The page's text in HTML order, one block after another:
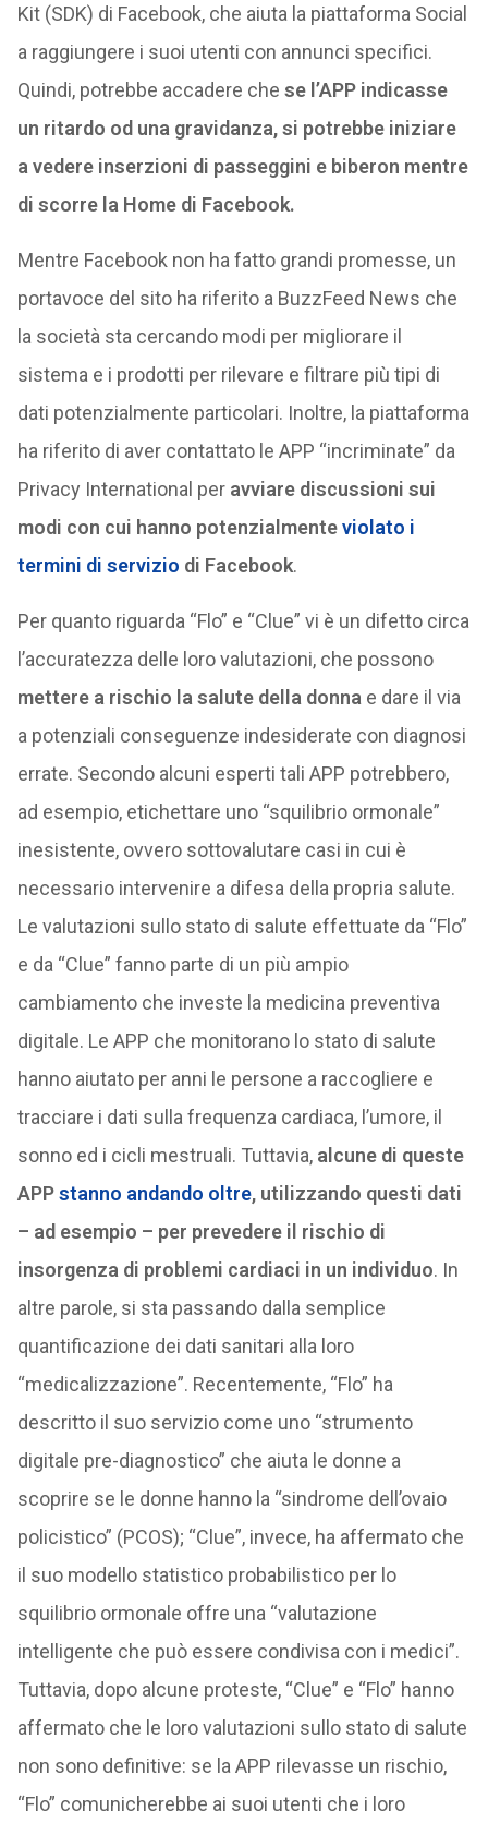
Kit (SDK) di Facebook, che aiuta la piattaforma Social
a raggiungere i suoi utenti con annunci specifici.
Quindi, potrebbe accadere che se l’APP indicasse
un ritardo od una gravidanza, si potrebbe iniziare
a vedere inserzioni di passeggini e biberon mentre
di scorre la Home di Facebook.
Mentre Facebook non ha fatto grandi promesse, un
portavoce del sito ha riferito a BuzzFeed News che
la società sta cercando modi per migliorare il
sistema e i prodotti per rilevare e filtrare più tipi di
dati potenzialmente particolari. Inoltre, la piattaforma
ha riferito di aver contattato le APP “incriminate” da
Privacy International per avviare discussioni sui
modi con cui hanno potenzialmenteviolato i
termini di servizio di Facebook.
Per quanto riguarda “Flo” e “Clue” vi è un difetto circa
l’accuratezza delle loro valutazioni, che possono
mettere a rischio la salute della donna e dare il via
a potenziali conseguenze indesiderate con diagnosi
errate. Secondo alcuni esperti tali APP potrebbero,
ad esempio, etichettare uno “squilibrio ormonale”
inesistente, ovvero sottovalutare casi in cui è
necessario intervenire a difesa della propria salute.
Le valutazioni sullo stato di salute effettuate da “Flo”
e da “Clue” fanno parte di un più ampio
cambiamento che investe la medicina preventiva
digitale. Le APP che monitorano lo stato di salute
hanno aiutato per anni le persone a raccogliere e
tracciare i dati sulla frequenza cardiaca, l’umore, il
sonno ed i cicli mestruali. Tuttavia, alcune di queste
APPstanno andando oltre, utilizzando questi dati
– ad esempio – per prevedere il rischio di
insorgenza di problemi cardiaci in un individuo. In
altre parole, si sta passando dalla semplice
quantificazione dei dati sanitari alla loro
“medicalizzazione”. Recentemente, “Flo” ha
descritto il suo servizio come uno “strumento
digitale pre-diagnostico” che aiuta le donne a
scoprire se le donne hanno la “sindrome dell’ovaio
policistico” (PCOS); “Clue”, invece, ha affermato che
il suo modello statistico probabilistico per lo
squilibrio ormonale offre una “valutazione
intelligente che può essere condivisa con i medici”.
Tuttavia, dopo alcune proteste, “Clue” e “Flo” hanno
affermato che le loro valutazioni sullo stato di salute
non sono definitive: se la APP rilevasse un rischio,
“Flo” comunicherebbe ai suoi utenti che i loro